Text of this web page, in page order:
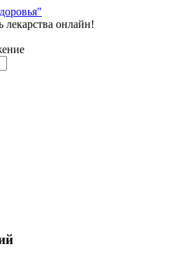
лекарства онлайн!